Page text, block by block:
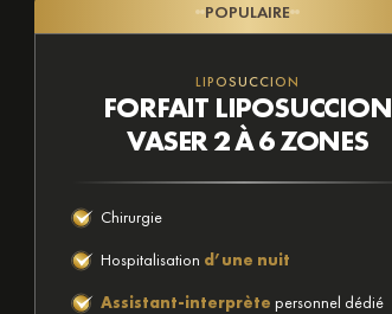
POPULAIRE
LIPOSUCCION
FORFAIT LIPOSUCCION
VASER 2 À 6 ZONES
Chirurgie
Hospitalisation d’une nuit
Assistant-interprète personnel dédié